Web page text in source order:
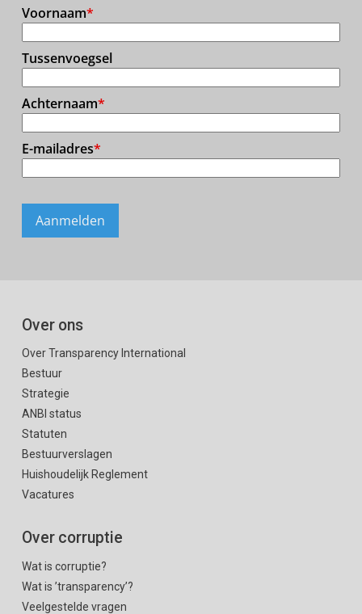
Over ons
Over Transparency International
Bestuur
Strategie
ANBI status
Statuten
Bestuurverslagen
Huishoudelijk Reglement
Vacatures
Over corruptie
Wat is corruptie?
Wat is ’transparency’?
Veelgestelde vragen